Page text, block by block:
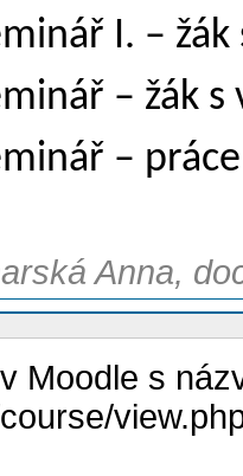
I. –
– žák
–
Anna,
Moodle s